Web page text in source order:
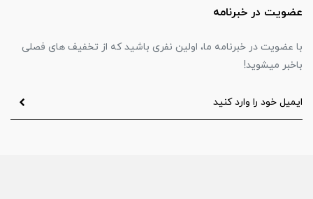
عضویت در خبرنامه
با عضویت در خبرنامه ما، اولین نفری باشید که از تخفیف های فصلی
باخبر میشوید!